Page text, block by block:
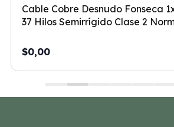
Cable Cobre Desnudo Fonseca
37 Hilos Semirrígido Clase 2
$0,00